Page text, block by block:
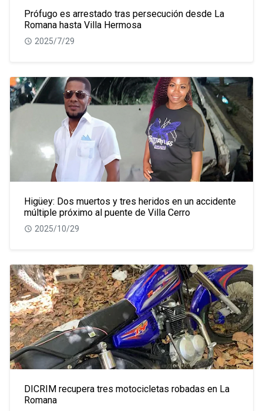
Prófugo es arrestado tras persecución desde La
Romana hasta Villa Hermosa
2025/7/29
Higüey: Dos muertos y tres heridos en un accidente
múltiple próximo al puente de Villa Cerro
2025/10/29
DICRIM recupera tres motocicletas robadas en La
Romana